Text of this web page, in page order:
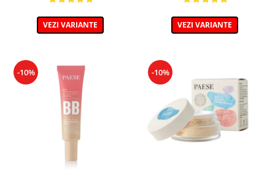
VEZI VARIANTE VEZI VARIANTE
-10% -10%